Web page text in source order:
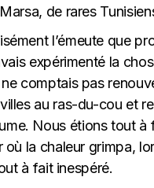
de rares
l’émeute que
expérimenté la
comptais pas
au ras-du-cou et
Nous étions tout à
où la chaleur grimpa,
à fait inespéré.